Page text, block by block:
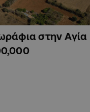
στην Αγία